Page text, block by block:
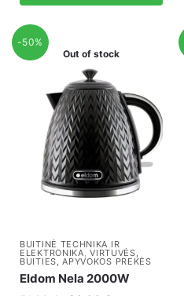
52,15 €.26,07 €.
-50%
Out of stock
BUITINĖ TECHNIKA IR
ELEKTRONIKA ,VIRTUVĖS,
BUITIES, APYVOKOS PREKĖS
Eldom Nela 2000W